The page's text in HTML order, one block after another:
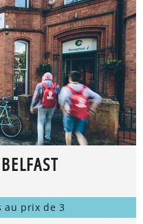
au prix de 3